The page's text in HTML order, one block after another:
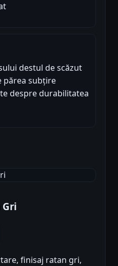
destul de scăzut
părea subțire
despre durabilitatea
finisaj ratan gri,